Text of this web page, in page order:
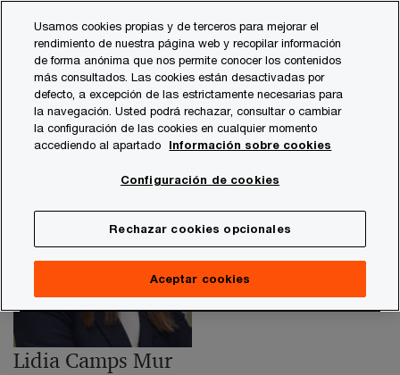
content
footer
contacts
Lidia Camps Mur
Usamos cookies propias y de terceros para mejorar el
rendimiento de nuestra página web y recopilar información
de forma anónima que nos permite conocer los contenidos
más consultados. Las cookies están desactivadas por
defecto, a excepción de las estrictamente necesarias para
la navegación. Usted podrá rechazar, consultar o cambiar
la configuración de las cookies en cualquier momento
accediendo al apartado
Información sobre cookies
Configuración de cookies
Rechazar cookies opcionales
Aceptar cookies